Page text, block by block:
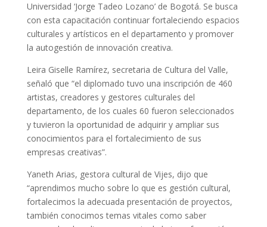
Universidad ‘Jorge Tadeo Lozano’ de Bogotá. Se busca
con esta capacitación continuar fortaleciendo espacios
culturales y artísticos en el departamento y promover
la autogestión de innovación creativa.
Leira Giselle Ramírez, secretaria de Cultura del Valle,
señaló que “el diplomado tuvo una inscripción de 460
artistas, creadores y gestores culturales del
departamento, de los cuales 60 fueron seleccionados
y tuvieron la oportunidad de adquirir y ampliar sus
conocimientos para el fortalecimiento de sus
empresas creativas”.
Yaneth Arias, gestora cultural de Vijes, dijo que
“aprendimos mucho sobre lo que es gestión cultural,
fortalecimos la adecuada presentación de proyectos,
también conocimos temas vitales como saber